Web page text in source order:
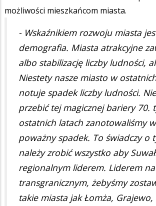
możliwości mieszkańcom miasta.
- Wskaźnikiem rozwoju miasta
demografia. Miasta atrakcyjne
albo stabilizację liczby ludności,
Niestety nasze miasto w
notuje spadek liczby ludności.
przebić tej magicznej bariery 70.
ostatnich latach zanotowaliśmy
poważny spadek. To świadczy o
należy zrobić wszystko aby
regionalnym liderem. Liderem
transgranicznym, żebyśmy
takie miasta jak Łomża, Grajewo,